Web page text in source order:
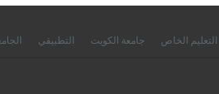
التعليم الخاص جامعة الكويت التطبيقي